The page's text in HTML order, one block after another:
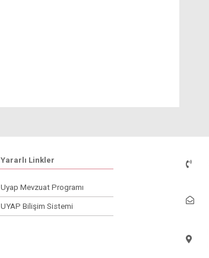
Yararlı Linkler
Uyap Mevzuat Programı
UYAP Bilişim Sistemi